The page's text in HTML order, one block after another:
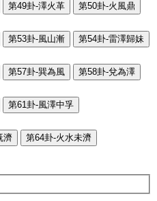
第49卦-澤火革 第50卦-火風鼎
第53卦-風山漸 第54卦-雷澤歸妹
第57卦-巽為風 第58卦-兌為澤
第61卦-風澤中孚
濟 第64卦-火水未濟